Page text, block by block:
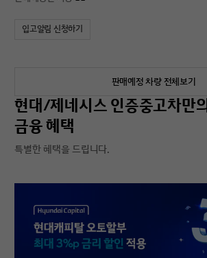
입고알림 신청하기
판매예정 차량 전체보기
현대/제네시스 인증중고차만의
금융 혜택
특별한 혜택을 드립니다.